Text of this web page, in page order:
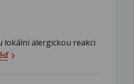
lokální alergickou reakci